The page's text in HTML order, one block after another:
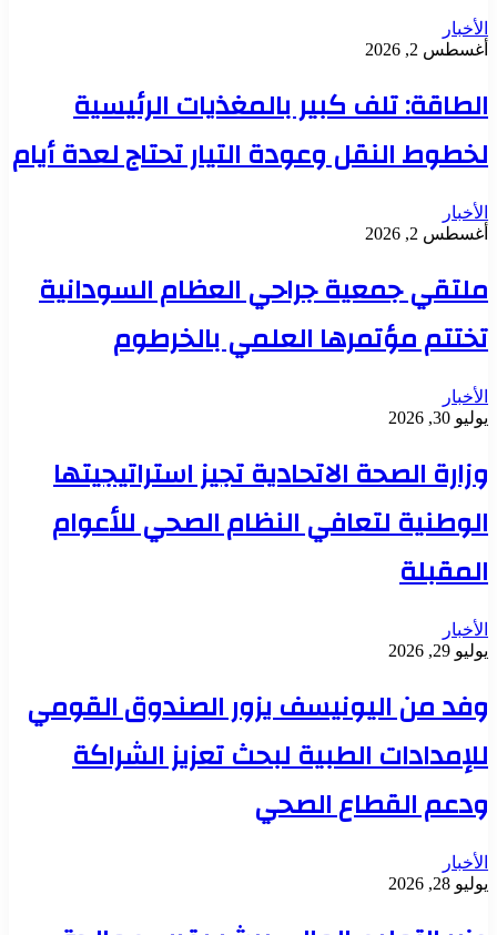
الأخبار
أغسطس 2, 2026
الطاقة: تلف كبير بالمغذيات الرئيسية
لخطوط النقل وعودة التيار تحتاج لعدة أيام
الأخبار
أغسطس 2, 2026
ملتقي جمعية جراحي العظام السودانية
تختتم مؤتمرها العلمي بالخرطوم
الأخبار
يوليو 30, 2026
وزارة الصحة الاتحادية تجيز استراتيجيتها
الوطنية لتعافي النظام الصحي للأعوام
المقبلة
الأخبار
يوليو 29, 2026
وفد من اليونيسف يزور الصندوق القومي
للإمدادات الطبية لبحث تعزيز الشراكة
ودعم القطاع الصحي
الأخبار
يوليو 28, 2026